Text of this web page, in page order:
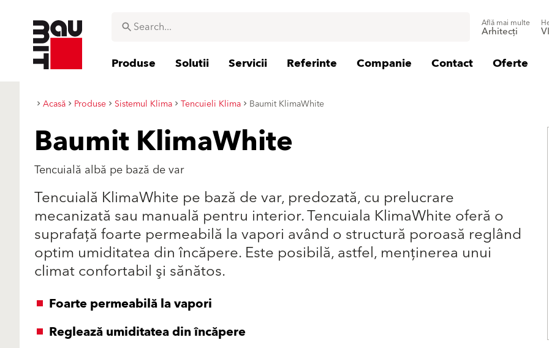
Află mai multe
Arhitecți
Produse Solutii Servicii Referinte Companie Contact Oferte
Acasă Produse Sistemul Klima Tencuieli Klima Baumit KlimaWhite
Baumit KlimaWhite
Tencuială albă pe bază de var
Tencuială KlimaWhite pe bază de var, predozată, cu prelucrare
mecanizată sau manuală pentru interior. Tencuiala KlimaWhite oferă o
suprafaţă foarte permeabilă la vapori având o structură poroasă reglând
optim umiditatea din încăpere. Este posibilă, astfel, menţinerea unui
climat confortabil şi sănătos.
Foarte permeabilă la vapori
Reglează umiditatea din încăpere